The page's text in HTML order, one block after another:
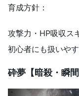
育成方針：
攻撃力・HP吸収ス
初心者にも扱いやす
砕夢【暗殺・瞬間